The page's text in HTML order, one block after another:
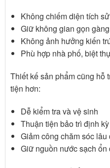
Không chiếm diện tích
Giữ không gian gọn
Không ảnh hưởng kiến
Phù hợp nhà phố, biệt
Thiết kế sản phẩm cũng hỗ
tiện hơn:
Dễ kiểm tra và vệ sinh
Thuận tiện bảo trì định kỳ
Giảm công chăm sóc lâu
Giữ nguồn nước sạch ổn